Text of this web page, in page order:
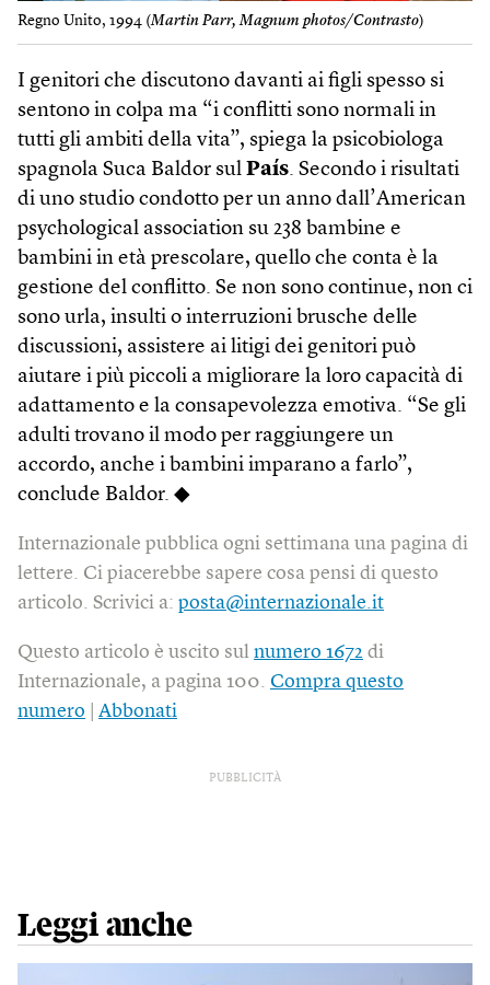
Regno Unito, 1994 (Martin Parr, Magnum photos/Contrasto)
I genitori che discutono davanti ai figli spesso si
sentono in colpa ma “i conflitti sono normali in
tutti gli ambiti della vita”, spiega la psicobiologa
spagnola Suca Baldor sul País. Secondo i risultati
di uno studio condotto per un anno dall’American
psychological association su 238 bambine e
bambini in età prescolare, quello che conta è la
gestione del conflitto. Se non sono continue, non ci
sono urla, insulti o interruzioni brusche delle
discussioni, assistere ai litigi dei genitori può
aiutare i più piccoli a migliorare la loro capacità di
adattamento e la consapevolezza emotiva. “Se gli
adulti trovano il modo per raggiungere un
accordo, anche i bambini imparano a farlo”,
conclude Baldor. ◆
Internazionale pubblica ogni settimana una pagina di
lettere. Ci piacerebbe sapere cosa pensi di questo
articolo. Scrivici a: posta@internazionale.it
Questo articolo è uscito sul numero 1672 di
Internazionale, a pagina 100. Compra questo
numero
Abbonati
PUBBLICITÀ
Leggi anche